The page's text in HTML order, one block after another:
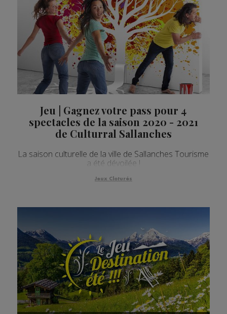
Jeu | Gagnez votre pass pour 4
spectacles de la saison 2020 - 2021
de Culturral Sallanches
La saison culturelle de la ville de Sallanches Tourisme
a été dévoilée !
Jeux Cloturés